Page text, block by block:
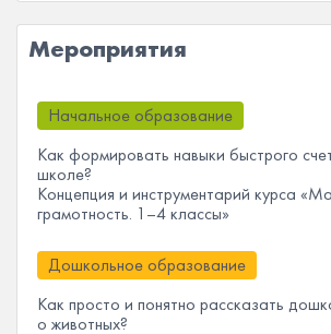
Мероприятия
Начальное образование
Как формировать навыки быстрого
школе?
Концепция и инструментарий курса
грамотность. 1–4 классы»
Дошкольное образование
Как просто и понятно рассказать
о животных?